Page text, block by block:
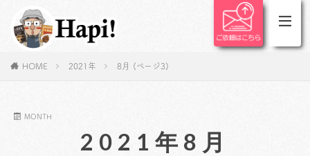
HOME 2021年 8月 (ページ3)
MONTH
2021年8月